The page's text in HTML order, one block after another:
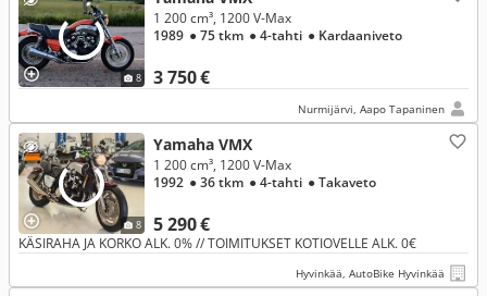
8 3 750 €
1 200 cm³, 1200 V-Max
1989 ● 75 tkm ● 4-tahti ● Kardaaniveto
Nurmijärvi, Aapo Tapaninen
8
Yamaha VMX
5 290 €
1 200 cm³, 1200 V-Max
1992 ● 36 tkm ● 4-tahti ● Takaveto
KÄSIRAHA JA KORKO ALK. 0% // TOIMITUKSET KOTIOVELLE ALK. 0€
Hyvinkää, AutoBike Hyvinkää